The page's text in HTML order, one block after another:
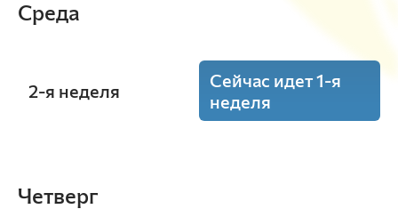
Среда
2-я неделя
Сейчас идет 1-я
неделя
Четверг